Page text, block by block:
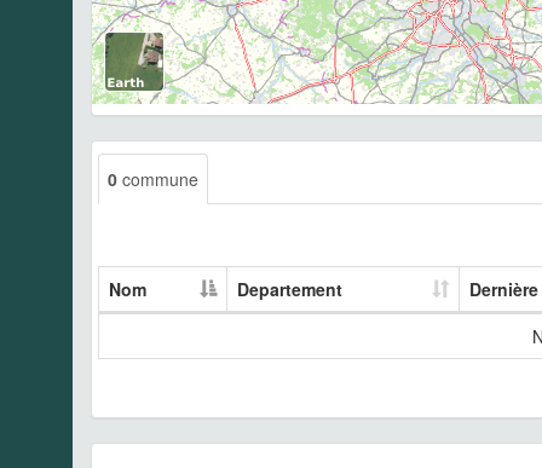
0 commune
Nom Departement